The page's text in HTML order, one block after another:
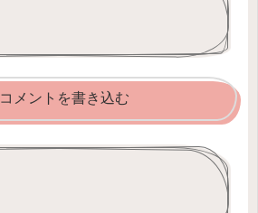
コメントを書き込む